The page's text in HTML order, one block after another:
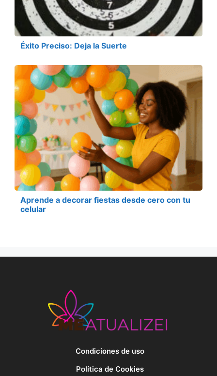
Éxito Preciso: Deja la Suerte
Aprende a decorar fiestas desde cero con tu
celular
Condiciones de uso
Política de Cookies